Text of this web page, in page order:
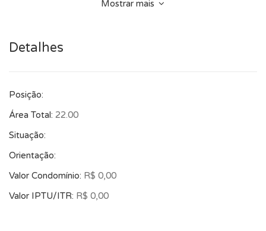
Mostrar mais
Detalhes
Posição:
Área Total: 22.00
Situação:
Orientação:
Valor Condomínio: R$ 0,00
Valor IPTU/ITR: R$ 0,00